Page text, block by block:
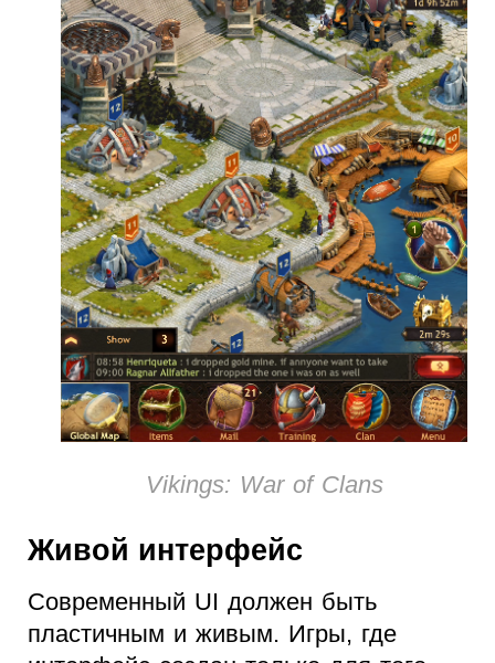
Vikings: War of Clans
Живой интерфейс
Современный UI должен быть
пластичным и живым. Игры, где